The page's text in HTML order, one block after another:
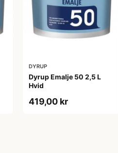
DYRUP
Dyrup Emalje 50 2,5 L
Hvid
419,00 kr